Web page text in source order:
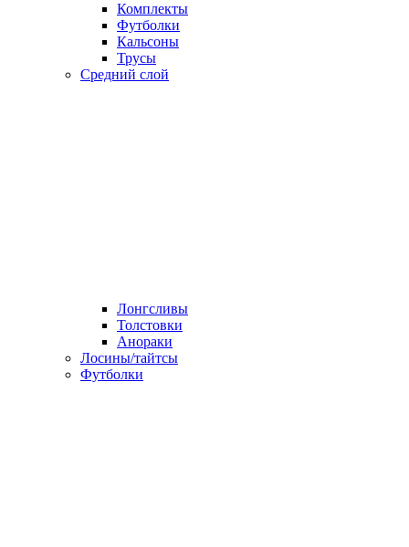
Комплекты
Футболки
Кальсоны
Трусы
Средний слой
Лонгсливы
Толстовки
Анораки
Лосины/тайтсы
Футболки